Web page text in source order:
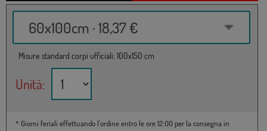
60x100cm · 18,37 €
Misure standard corpi ufficiali: 100x150 cm
Unità:
* Giorni feriali effettuando l'ordine entro le ore 12:00 per la consegna in